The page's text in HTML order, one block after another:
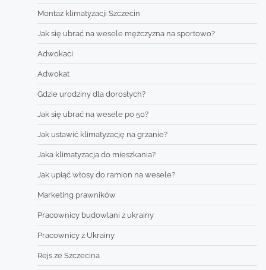
Montaż klimatyzacji Szczecin
Jak się ubrać na wesele mężczyzna na sportowo?
Adwokaci
Adwokat
Gdzie urodziny dla dorosłych?
Jak się ubrać na wesele po 50?
Jak ustawić klimatyzację na grzanie?
Jaka klimatyzacja do mieszkania?
Jak upiąć włosy do ramion na wesele?
Marketing prawników
Pracownicy budowlani z ukrainy
Pracownicy z Ukrainy
Rejs ze Szczecina